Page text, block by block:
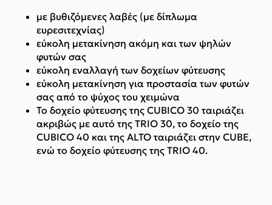
με βυθιζόμενες λαβές (με δίπλωμα
ευρεσιτεχνίας)
εύκολη μετακίνηση ακόμη και των ψηλών
φυτών σας
εύκολη εναλλαγή των δοχείων φύτευσης
εύκολη μετακίνηση για προστασία των φυτών
σας από το ψύχος του χειμώνα
Το δοχείο φύτευσης της CUBICO 30 ταιριάζει
ακριβώς με αυτό της TRIO 30, το δοχείο της
CUBICO 40 και της ALTO ταιριάζει στην CUBE,
ενώ το δοχείο φύτευσης της TRIO 40.